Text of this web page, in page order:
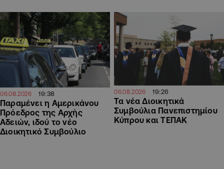
06.08.2026 19:38
Παραμένει η Αμερικάνου
Πρόεδρος της Αρχής
Αδειών, ιδού το νέο
Διοικητικό Συμβούλιο
06.08.2026 19:26
Τα νέα Διοικητικά
Συμβούλια Πανεπιστημίου
Κύπρου και ΤΕΠΑΚ